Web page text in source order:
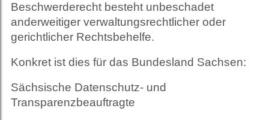
Beschwerderecht besteht unbeschadet
anderweitiger verwaltungsrechtlicher oder
gerichtlicher Rechtsbehelfe.
Konkret ist dies für das Bundesland Sachsen:
Sächsische Datenschutz- und
Transparenzbeauftragte